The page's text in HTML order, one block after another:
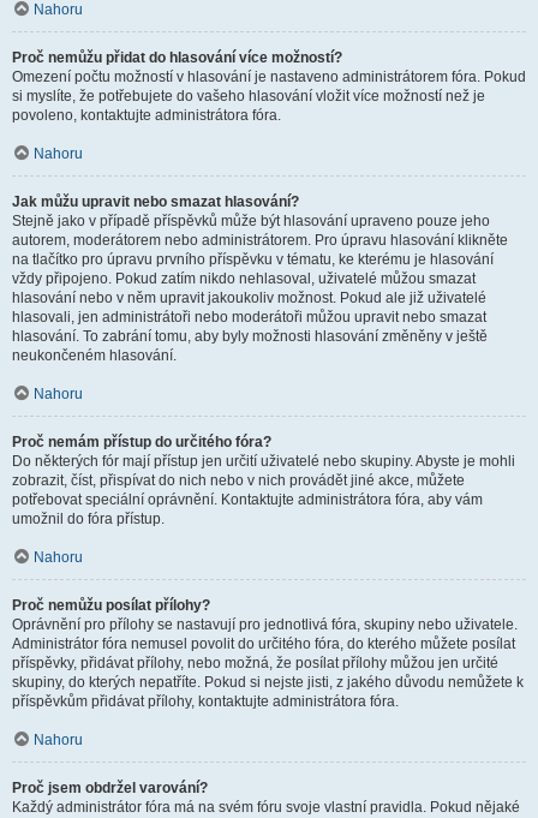
Nahoru
Proč nemůžu přidat do hlasování více možností?
Omezení počtu možností v hlasování je nastaveno administrátorem fóra. Pokud
si myslíte, že potřebujete do vašeho hlasování vložit více možností než je
povoleno, kontaktujte administrátora fóra.
Nahoru
Jak můžu upravit nebo smazat hlasování?
Stejně jako v případě příspěvků může být hlasování upraveno pouze jeho
autorem, moderátorem nebo administrátorem. Pro úpravu hlasování klikněte
na tlačítko pro úpravu prvního příspěvku v tématu, ke kterému je hlasování
vždy připojeno. Pokud zatím nikdo nehlasoval, uživatelé můžou smazat
hlasování nebo v něm upravit jakoukoliv možnost. Pokud ale již uživatelé
hlasovali, jen administrátoři nebo moderátoři můžou upravit nebo smazat
hlasování. To zabrání tomu, aby byly možnosti hlasování změněny v ještě
neukončeném hlasování.
Nahoru
Proč nemám přístup do určitého fóra?
Do některých fór mají přístup jen určití uživatelé nebo skupiny. Abyste je mohli
zobrazit, číst, přispívat do nich nebo v nich provádět jiné akce, můžete
potřebovat speciální oprávnění. Kontaktujte administrátora fóra, aby vám
umožnil do fóra přístup.
Nahoru
Proč nemůžu posílat přílohy?
Oprávnění pro přílohy se nastavují pro jednotlivá fóra, skupiny nebo uživatele.
Administrátor fóra nemusel povolit do určitého fóra, do kterého můžete posílat
příspěvky, přidávat přílohy, nebo možná, že posílat přílohy můžou jen určité
skupiny, do kterých nepatříte. Pokud si nejste jisti, z jakého důvodu nemůžete k
příspěvkům přidávat přílohy, kontaktujte administrátora fóra.
Nahoru
Proč jsem obdržel varování?
Každý administrátor fóra má na svém fóru svoje vlastní pravidla. Pokud nějaké